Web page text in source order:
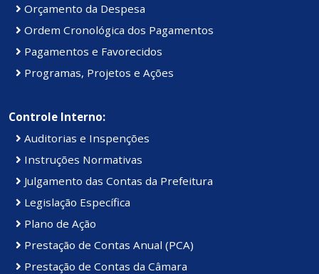
Orçamento da Despesa
Ordem Cronológica dos Pagamentos
Pagamentos e Favorecidos
Programas, Projetos e Ações
Controle Interno:
Auditorias e Inspenções
Instruções Normativas
Julgamento das Contas da Prefeitura
Legislação Específica
Plano de Ação
Prestação de Contas Anual (PCA)
Prestação de Contas da Câmara